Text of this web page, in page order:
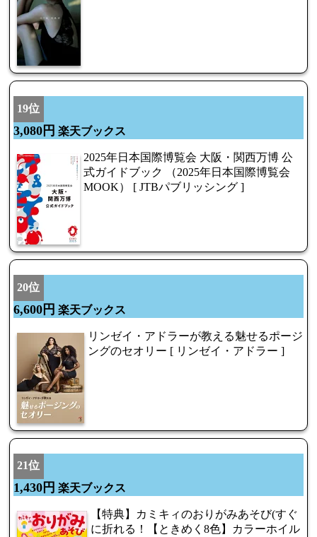
19位
3,080円 楽天ブックス
2025年日本国際博覧会 大阪・関西万博 公
式ガイドブック （2025年日本国際博覧会
MOOK） [ JTBパブリッシング ]
20位
6,600円 楽天ブックス
リンゼイ・アドラーが教える魅せるポージ
ングのセオリー [ リンゼイ・アドラー ]
21位
1,430円 楽天ブックス
【特典】カミキィのおりがみあそび(すぐ
に折れる！【ときめく8色】カラーホイル